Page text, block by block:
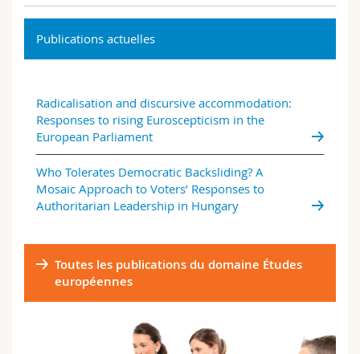
Publications actuelles
Radicalisation and discursive accommodation:
Responses to rising Euroscepticism in the
European Parliament
Who Tolerates Democratic Backsliding? A
Mosaic Approach to Voters’ Responses to
Authoritarian Leadership in Hungary
Toutes les publications du domaine Études
européennes